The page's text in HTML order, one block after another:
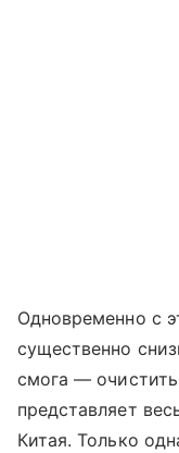
Одновременно с
существенно
смога —
представляет
Китая. Только